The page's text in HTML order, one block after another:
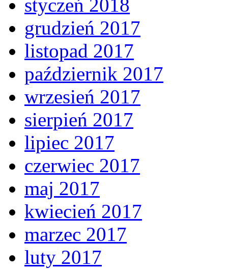
styczeń 2018
grudzień 2017
listopad 2017
październik 2017
wrzesień 2017
sierpień 2017
lipiec 2017
czerwiec 2017
maj 2017
kwiecień 2017
marzec 2017
luty 2017